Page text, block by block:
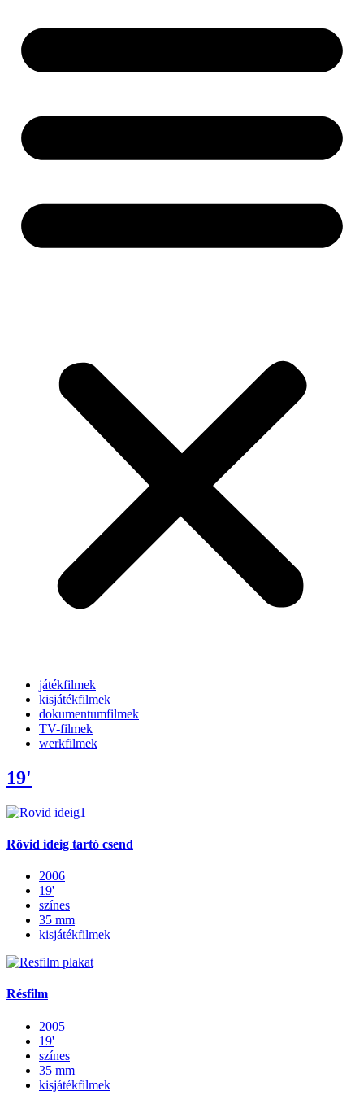
játékfilmek
kisjátékfilmek
dokumentumfilmek
TV-filmek
werkfilmek
19'
Rövid ideig tartó csend
2006
19'
színes
35 mm
kisjátékfilmek
Résfilm
2005
19'
színes
35 mm
kisjátékfilmek